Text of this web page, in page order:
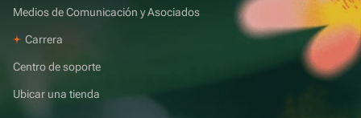
Medios de Comunicación y Asociados
Carrera
Centro de soporte
Ubicar una tienda